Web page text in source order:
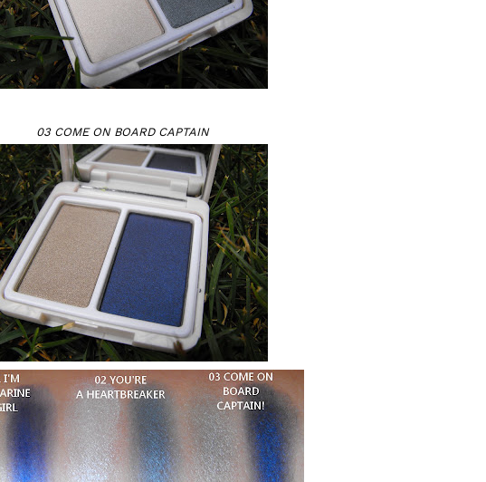
03 COME ON BOARD CAPTAIN